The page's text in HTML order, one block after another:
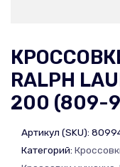
RALPH
200 (809-
Артикул (SKU):
Категорий: